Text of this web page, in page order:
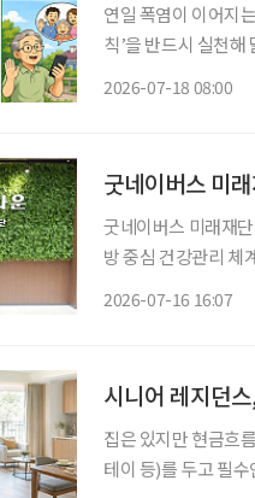
연일 폭염이 이어지
칙’을 반드시 실천
2026-07-18 08:00
굿네이버스 미
굿네이버스 미래재
방 중심 건강관리 체계 구축에 나섰다. 굿네이버
2026-07-16 16:07
시니어 레지던
집은 있지만 현금흐
테이 등)를 두고 필